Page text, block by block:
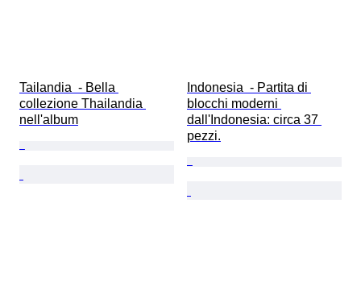
Tailandia  - Bella
collezione Thailandia
nell'album
Indonesia  - Partita di
blocchi moderni
dall'Indonesia: circa 37
pezzi.